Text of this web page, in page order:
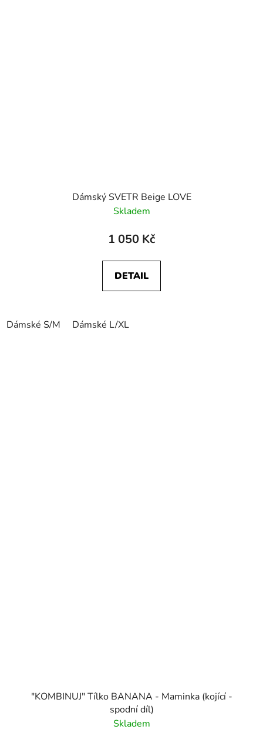
Dámský SVETR Beige LOVE
Skladem
1 050 Kč
DETAIL
Dámské S/M Dámské L/XL
"KOMBINUJ" Tílko BANANA - Maminka (kojící -
spodní díl)
Skladem